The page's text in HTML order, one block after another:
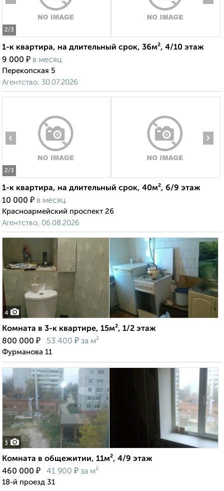
2/3
1-к квартира, на длительный срок, 36м², 4/10 этаж
9 000 ₽ в месяц
Перекопская 5
Агентство, 30.07.2026
2/3
‹ ›
1-к квартира, на длительный срок, 40м², 6/9 этаж
10 000 ₽ в месяц
Красноармейский проспект 26
Агентство, 06.08.2026
4
Комната в 3-к квартире, 15м², 1/2 этаж
800 000 ₽ 53 400 ₽ за м²
Фурманова 11
3
Комната в общежитии, 11м², 4/9 этаж
460 000 ₽ 41 900 ₽ за м²
18-й проезд 31